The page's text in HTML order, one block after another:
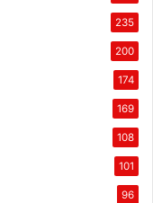
235
200
174
169
108
101
96